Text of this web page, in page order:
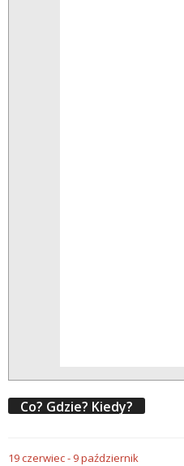
Co? Gdzie? Kiedy?
19czerwiec- 9październik